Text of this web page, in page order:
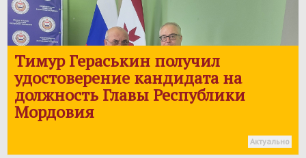
Тимур Гераськин получил
удостоверение кандидата на
должность Главы Республики
Мордовия
Актуально